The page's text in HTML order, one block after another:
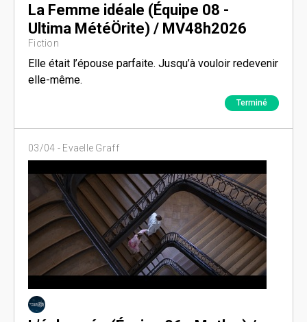
La Femme idéale (Équipe 08 -
Ultima MétéÖrite) / MV48h2026
Fiction
Elle était l’épouse parfaite. Jusqu’à vouloir redevenir
elle-même.
Terminé
03/04 - Evaelle Graff